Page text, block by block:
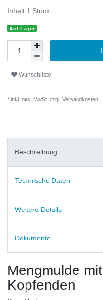
Inhalt 1 Stück
Auf Lager
Wunschliste
* inkl. ges. MwSt. zzgl. Versandkosten
Beschreibung
Technische Daten
Weitere Details
Dokumente
Mengmulde
Kopfenden